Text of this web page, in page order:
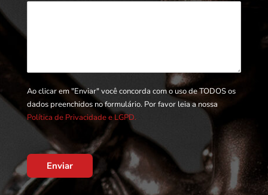
Ao clicar em "Enviar" você concorda com o uso de TODOS os
dados preenchidos no formulário. Por favor leia a nossa
Política de Privacidade e LGPD.
Enviar